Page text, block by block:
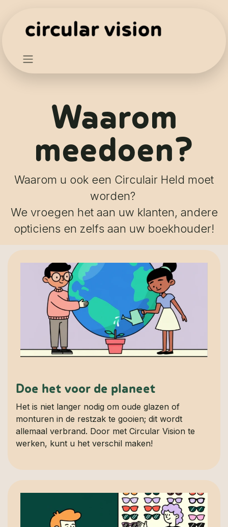
Waarom
meedoen?
Waarom u ook een Circulair Held moet
worden?
We vroegen het aan uw klanten, andere
opticiens en zelfs aan uw boekhouder!
Doe het voor de planeet
Het is niet langer nodig om oude glazen of
monturen in de restzak te gooien; dit wordt
allemaal verbrand. Door met Circular Vision te
werken, kunt u het verschil maken!